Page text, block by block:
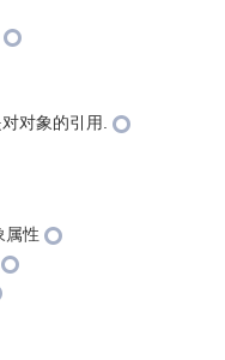
对象的引用.
属性